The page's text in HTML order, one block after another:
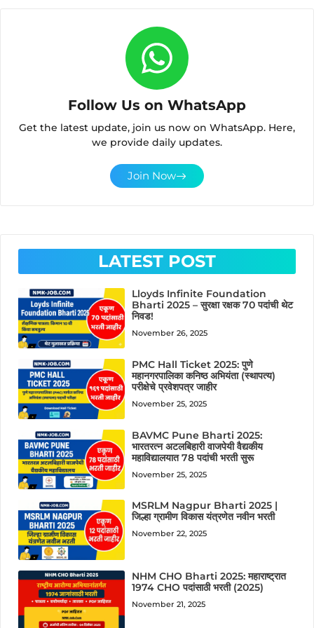
Follow Us on WhatsApp
Get the latest update, join us now on WhatsApp. Here,
we provide daily updates.
Join Now
LATEST POST
Lloyds Infinite Foundation
Bharti 2025 – सुरक्षा रक्षक 70 पदांची थेट
निवड!
November 26, 2025
PMC Hall Ticket 2025: पुणे
महानगरपालिका कनिष्ठ अभियंता (स्थापत्य)
परीक्षेचे प्रवेशपत्र जाहीर
November 25, 2025
BAVMC Pune Bharti 2025:
भारतरत्न अटलबिहारी वाजपेयी वैद्यकीय
महाविद्यालयात 78 पदांची भरती सुरू
November 25, 2025
MSRLM Nagpur Bharti 2025 |
जिल्हा ग्रामीण विकास यंत्रणेत नवीन भरती
November 22, 2025
NHM CHO Bharti 2025: महाराष्ट्रात
1974 CHO पदांसाठी भरती (2025)
November 21, 2025